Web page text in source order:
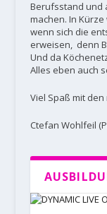
Berufsstand und
machen. In
wenn sich die
erweisen, denn
Und da
Alles eben auch
Viel Spaß mit
Ctefan Wohlfeil